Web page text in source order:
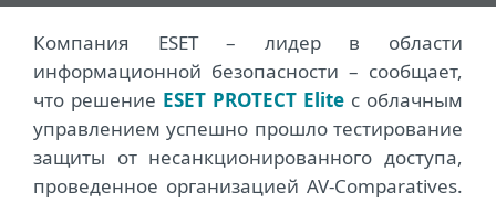
Компания ESET – лидер в области
информационной безопасности – сообщает,
что решение ESET PROTECT Elite с облачным
управлением успешно прошло тестирование
защиты от несанкционированного доступа,
проведенное организацией AV-Comparatives.